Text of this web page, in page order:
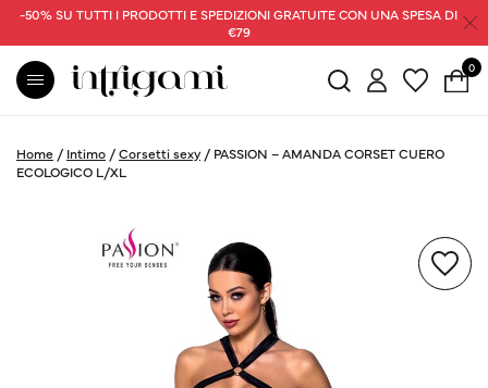
-50% SU TUTTI I PRODOTTI E SPEDIZIONI GRATUITE CON UNA SPESA DI
€79
0
Home / Intimo /Corsetti sexy / PASSION – AMANDA CORSET CUERO
ECOLOGICO L/XL